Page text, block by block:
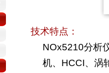
技术特点：
NOx5210分析
机、HCCI、涡